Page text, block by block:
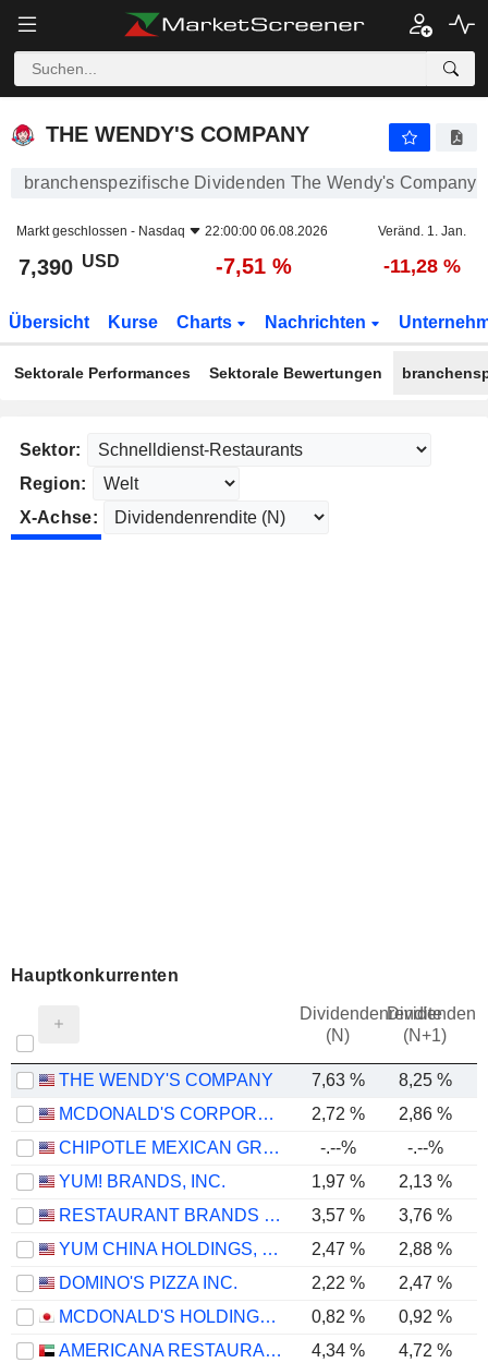
THE WENDY'S COMPANY
THE WENDY'S COMPANY
branchenspezifische Dividenden The Wendy's Company
Markt geschlossen - Nasdaq 22:00:00 06.08.2026 Veränd. 1. Jan.
7,390 USD -7,51 % -11,28 %
Übersicht Kurse Charts Nachrichten
Sektorale Performances Sektorale Bewertungen
Sektor:
Region:
X-Achse:
Hauptkonkurrenten
Dividendenrendite
(N)
(N+1)
THE WENDY'S COMPANY 7,63 %
8,25 %
MCDONALD'S CORPORATION
2,72 % 2,86 %
CHIPOTLE MEXICAN GRILL, INC.
-.--% -.--%
YUM! BRANDS, INC.
1,97 % 2,13 %
RESTAURANT BRANDS INTERNATIONAL INC.
3,57 % 3,76 %
YUM CHINA HOLDINGS, INC.
2,47 % 2,88 %
DOMINO'S PIZZA INC.
2,22 % 2,47 %
MCDONALD'S HOLDINGS COMPANY (JAPAN), LTD.
0,82 % 0,92 %
AMERICANA RESTAURANTS INTERNATIONAL PLC
4,34 % 4,72 %